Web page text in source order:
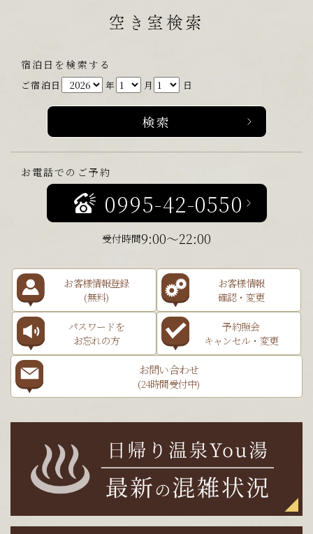
空き室検索
宿泊日を検索する
ご宿泊日 年 月 日
お電話でのご予約
0995-42-0550
受付時間9:00～22:00
お客様情報登録
(無料)
お客様情報
確認・変更
パスワードを
お忘れの方
予約照会
キャンセル・変更
お問い合わせ
(24時間受付中)